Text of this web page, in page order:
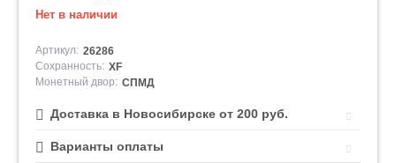
Нет в наличии
Артикул: 26286
Сохранность: XF
Монетный двор: СПМД
Доставка в Новосибирске от 200 руб.
Варианты оплаты